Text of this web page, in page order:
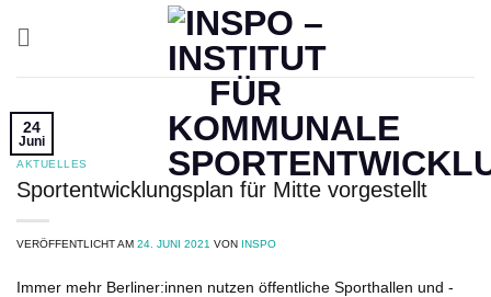
24
Juni
AKTUELLES
Sportentwicklungsplan für Mitte vorgestellt
VERÖFFENTLICHT AM 24. JUNI 2021 VON INSPO
Immer mehr Berliner:innen nutzen öffentliche Sporthallen und -